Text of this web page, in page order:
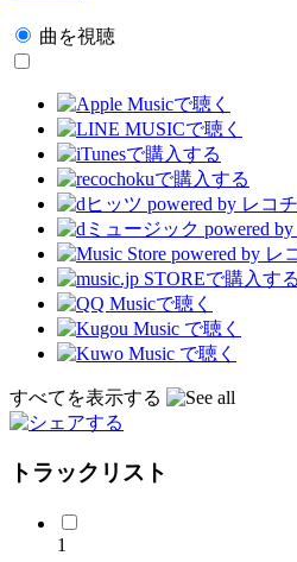
曲を視聴
すべてを表示する
トラックリスト
1